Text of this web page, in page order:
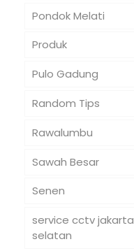
Pondok Melati
Produk
Pulo Gadung
Random Tips
Rawalumbu
Sawah Besar
Senen
service cctv jakarta
selatan